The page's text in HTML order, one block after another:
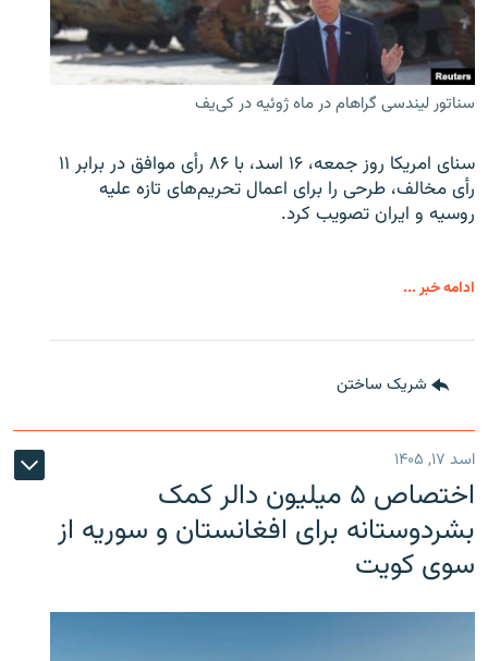
سناتور لیندسی گراهام در ماه ژوئیه در کی‌یف
سنای امریکا روز جمعه، ۱۶ اسد، با ۸۶ رأی موافق در برابر ۱۱
رأی مخالف، طرحی را برای اعمال تحریم‌های تازه علیه
روسیه و ایران تصویب کرد.
ادامه خبر ...
شریک ساختن
اسد ۱۷, ۱۴۰۵
اختصاص ۵ میلیون دالر کمک
بشردوستانه برای افغانستان و سوریه از
سوی کویت